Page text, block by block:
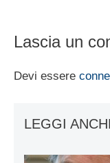
Lascia un
Devi essere
LEGGI